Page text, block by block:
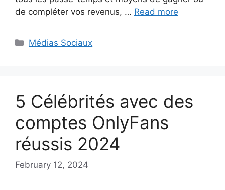
de compléter vos revenus, … Read more
Categories
Médias Sociaux
5 Célébrités avec des
comptes OnlyFans
réussis 2024
February 12, 2024